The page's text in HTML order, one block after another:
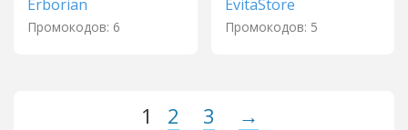
Erborian
Промокодов: 6
EvitaStore
Промокодов: 5
1 2 3 →